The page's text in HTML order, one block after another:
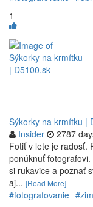
1
Sýkorky na krmítku |
Insider
2787
Fotiť v lete je radosť.
ponúknuť
si rukavice a poznať
aj... [Read More]
#fotografovanie